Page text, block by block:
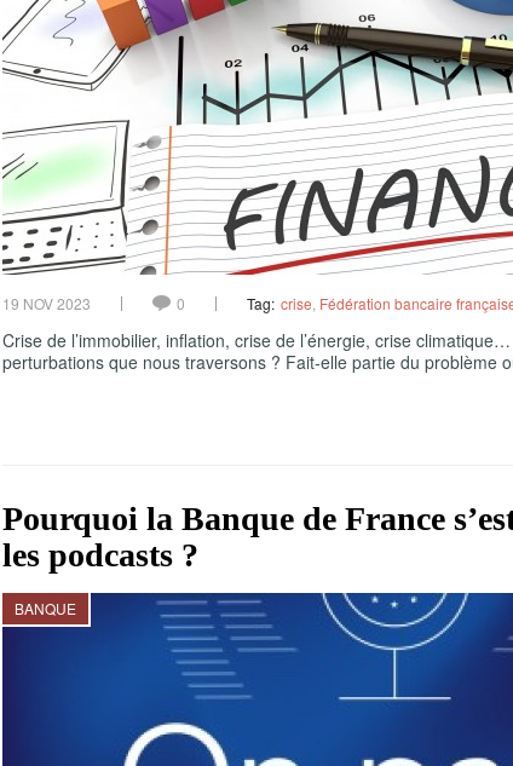
19 NOV 2023 0 Tag: crise Fédération bancaire
Crise de l’immobilier, inflation, crise de l’énergie, crise
perturbations que nous traversons ? Fait-elle partie du problème
Pourquoi la Banque de France
les podcasts ?
BANQUE